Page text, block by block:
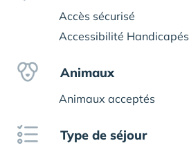
Accès sécurisé
Accessibilité Handicapés
Animaux
Animaux acceptés
Type de séjour